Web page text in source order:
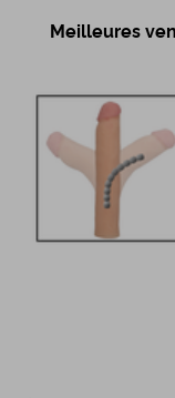
Meilleures